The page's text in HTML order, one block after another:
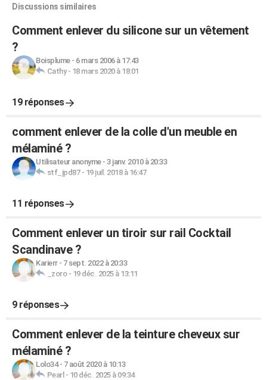
Discussions similaires
Comment enlever du silicone sur un vêtement
?
Boisplume- 6 mars 2006 à 17:43
Cathy- 18 mars 2020 à 18:01
19 réponses
comment enlever de la colle d'un meuble en
mélaminé ?
Utilisateur anonyme- 3 janv. 2010 à 20:33
stf_jpd87- 19 juil. 2018 à 16:47
11 réponses
Comment enlever un tiroir sur rail Cocktail
Scandinave ?
Karierr- 7 sept. 2022 à 20:33
_zoro- 19 déc. 2025 à 13:11
9 réponses
Comment enlever de la teinture cheveux sur
mélaminé ?
Lolo34- 7 août 2020 à 10:13
Pearl - 10 déc. 2025 à 09:34